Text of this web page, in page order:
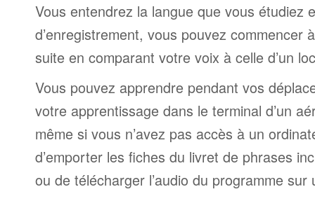
Vous entendrez la langue que vous étudiez
d’enregistrement, vous pouvez commencer
suite en comparant votre voix à celle d’un
Vous pouvez apprendre pendant vos
votre apprentissage dans le terminal d’un
même si vous n’avez pas accès à un
d’emporter les fiches du livret de phrases
ou de télécharger l’audio du programme sur